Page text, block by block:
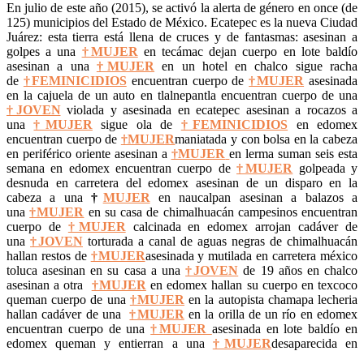
En julio de este año (2015), se activó la alerta de género en once (de
125) municipios del Estado de México. Ecatepec es la nueva Ciudad
Juárez: esta tierra está llena de cruces y de fantasmas: asesinan a
golpes a una †MUJER en tecámac dejan cuerpo en lote baldío
asesinan a una †MUJER en un hotel en chalco sigue racha
de †FEMINICIDIOS encuentran cuerpo de†MUJER asesinada
en la cajuela de un auto en tlalnepantla encuentran cuerpo de una
†JOVENviolada y asesinada en ecatepec asesinan a rocazos a
una†MUJER sigue ola de †FEMINICIDIOS en edomex
encuentran cuerpo de †MUJERmaniatada y con bolsa en la cabeza
en periférico oriente asesinan a †MUJER en lerma suman seis esta
semana en edomex encuentran cuerpo de †MUJER golpeada y
desnuda en carretera del edomex asesinan de un disparo en la
cabeza a una† MUJER en naucalpan asesinan a balazos a
una†MUJER en su casa de chimalhuacán campesinos encuentran
cuerpo de †MUJER calcinada en edomex arrojan cadáver de
una †JOVEN torturada a canal de aguas negras de chimalhuacán
hallan restos de †MUJERasesinada y mutilada en carretera méxico
toluca asesinan en su casa a una†JOVEN de 19 años en chalco
asesinan a otra
†MUJER en edomex hallan su cuerpo en texcoco
queman cuerpo de una †MUJER en la autopista chamapa lecheria
hallan cadáver de una
†MUJER en la orilla de un río en edomex
encuentran cuerpo de una†MUJER asesinada en lote baldío en
edomex queman y entierran a una †MUJERdesaparecida en